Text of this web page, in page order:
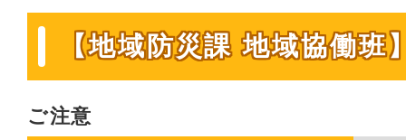
【地域防災課 地域協働班
ご注意